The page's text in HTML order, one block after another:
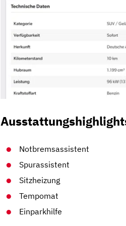
Notbremsassistent
Spurassistent
Sitzheizung
Tempomat
Einparkhilfe